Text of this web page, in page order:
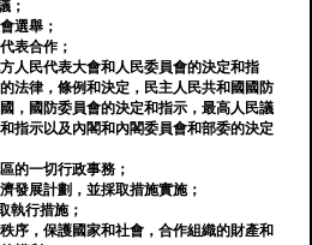
；
選舉；
表合作；
人民代表大會和人民委員會的決定和指
法律，條例和決定，民主人民共和國國防
，國防委員會的決定和指示，最高人民議
指示以及內閣和內閣委員會和部委的決定
的一切行政事務；
發展計劃，並採取措施實施；
執行措施；
序，保護國家和社會，合作組織的財產和